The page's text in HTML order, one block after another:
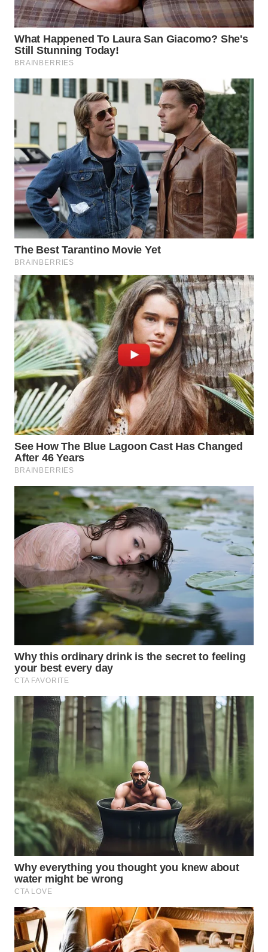
WN
INDRAMAYU
WN
KUNINGAN
WN
WN
SUBANG
WN
SUKABUMI
WN
PURWAKARTA
WN
PRIANGAN
TIMUR
WN
SEMARANG
WN
SOLO
WN
BOROBUDUR
WN
WN
SURABAYA
WN
NATUNA
WN
BINTAN
WN
MANDALIKA
LIKUPANG
WN
LABUANBAJO
WN
BORNEO
Wahana
Media
Group
WAHANA
NEWS
WAHANA
TANI